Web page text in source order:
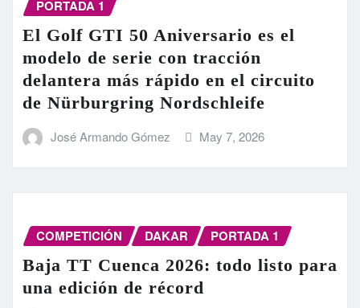
PORTADA 1
El Golf GTI 50 Aniversario es el
modelo de serie con tracción
delantera más rápido en el circuito
de Nürburgring Nordschleife
José Armando Gómez May 7, 2026
COMPETICIÓN DAKAR PORTADA 1
Baja TT Cuenca 2026: todo listo para
una edición de récord